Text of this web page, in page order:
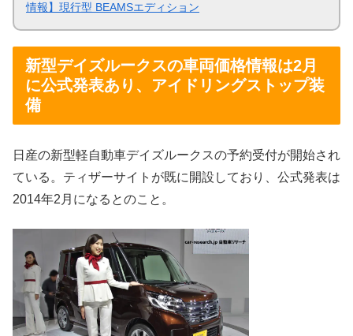
情報】現行型 BEAMSエディション
新型デイズルークスの車両価格情報は2月
に公式発表あり、アイドリングストップ装
備
日産の新型軽自動車デイズルークスの予約受付が開始され
ている。ティザーサイトが既に開設しており、公式発表は
2014年2月になるとのこと。